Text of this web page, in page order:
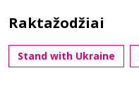
Raktažodžiai
Stand with Ukraine